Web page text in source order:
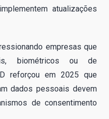
atualizações
empresas que
biométricos ou de
reforçou em 2025 que
dados pessoais devem
de consentimento